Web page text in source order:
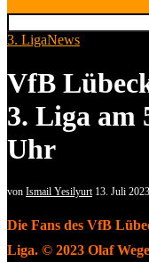
3. LigaNews
VfB
3. Liga am
Uhr
von Ismail Yesilyurt 13. Juli 2023
Die Fans des VfB
Liga. © 2023 Olaf